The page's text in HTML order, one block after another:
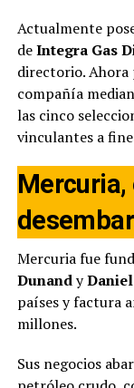
Actualmente
deIntegra Gas
directorio.
compañía
las cinco
vinculantes a
Mercuria,
Mercuria fue
Dunandy
países y factura
millones.
Sus negocios